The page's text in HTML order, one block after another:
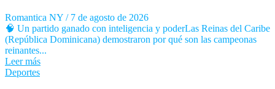
Romantica NY / 7 de agosto de 2026
🧠 Un partido ganado con inteligencia y poderLas Reinas del Caribe
(República Dominicana) demostraron por qué son las campeonas
reinantes...
Leer más
Deportes